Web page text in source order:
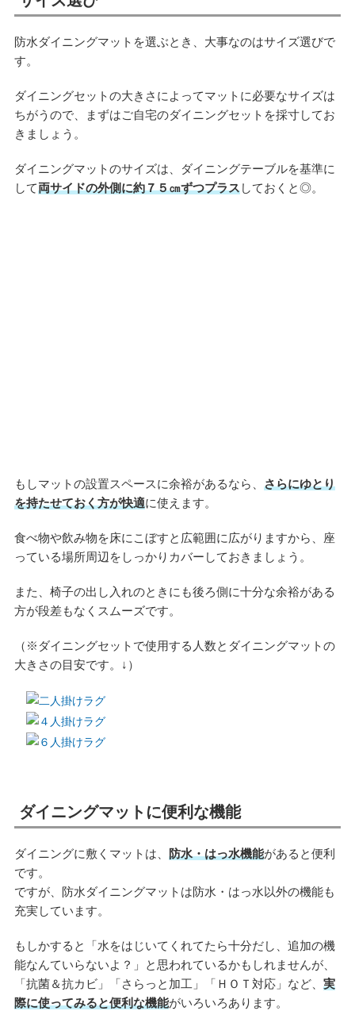
防水ダイニングマットを選ぶとき、大事なのはサイズ選びで
す。
ダイニングセットの大きさによってマットに必要なサイズは
ちがうので、まずはご自宅のダイニングセットを採寸してお
きましょう。
ダイニングマットのサイズは、ダイニングテーブルを基準に
して両サイドの外側に約７５㎝ずつプラスしておくと◎。
もしマットの設置スペースに余裕があるなら、 さらにゆとり
を持たせておく方が快適に使えます。
食べ物や飲み物を床にこぼすと広範囲に広がりますから、座
っている場所周辺をしっかりカバーしておきましょう。
また、椅子の出し入れのときにも後ろ側に十分な余裕がある
方が段差もなくスムーズです。
（※ダイニングセットで使用する人数とダイニングマットの
大きさの目安です。↓）
ダイニングマットに便利な機能
ダイニングに敷くマットは、 防水・はっ水機能があると便利
です。
ですが、防水ダイニングマットは防水・はっ水以外の機能も
充実しています。
もしかすると「水をはじいてくれてたら十分だし、追加の機
能なんていらないよ？」と思われているかもしれませんが、
「抗菌＆抗カビ」「さらっと加工」「ＨＯＴ対応」など、 実
際に使ってみると便利な機能がいろいろあります。